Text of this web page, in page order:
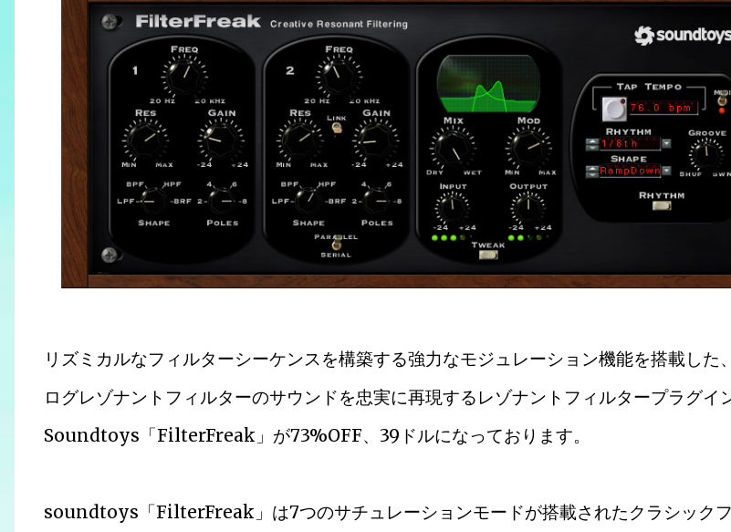
リズミカルなフィルターシーケンスを構築する強力なモジュレーション機能を搭載した
ログレゾナントフィルターのサウンドを忠実に再現するレゾナントフィルタープラグイ
Soundtoys「FilterFreak」が73%OFF、39ドルになっております。
soundtoys「FilterFreak」は7つのサチュレーションモードが搭載されたクラシック